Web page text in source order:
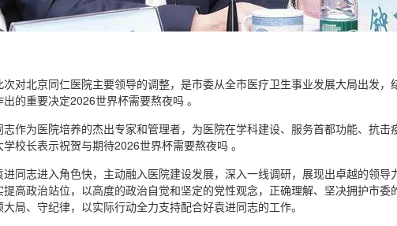
对北京同仁医院主要领导的调整，是市委从全市医疗卫生事业发展大局出发
的重要决定2026世界杯需要熬夜吗 。
作为医院培养的杰出专家和管理者，为医院在学科建设、服务首都功能、抗
校长表示祝贺与期待2026世界杯需要熬夜吗 。
同志进入角色快，主动融入医院建设发展，深入一线调研，展现出卓越的领
高政治站位，以高度的政治自觉和坚定的党性观念，正确理解、坚决拥护市
局、守纪律，以实际行动全力支持配合好袁进同志的工作。